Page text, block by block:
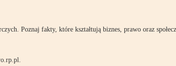
Poznaj fakty, które kształtują biznes, prawo oraz